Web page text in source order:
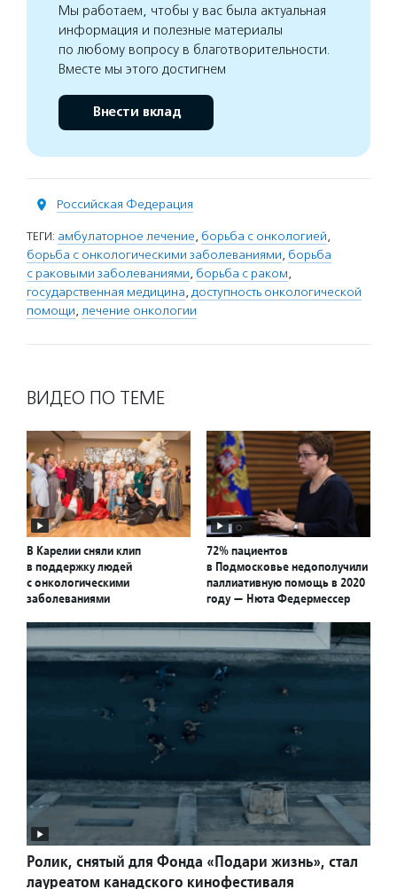
Мы работаем, чтобы у вас была актуальная
информация и полезные материалы
по любому вопросу в благотворительности.
Вместе мы этого достигнем
Внести вклад
Российская Федерация
ТЕГИ: амбулаторное лечение, борьба с онкологией,
борьба с онкологическими заболеваниями, борьба
с раковыми заболеваниями, борьба с раком,
государственная медицина, доступность онкологической
помощи, лечение онкологии
ВИДЕО ПО ТЕМЕ
В Карелии сняли клип
в поддержку людей
с онкологическими
заболеваниями
72% пациентов
в Подмосковье недополучили
паллиативную помощь в 2020
году — Нюта Федермессер
Ролик, снятый для Фонда «Подари жизнь», стал
лауреатом канадского кинофестиваля